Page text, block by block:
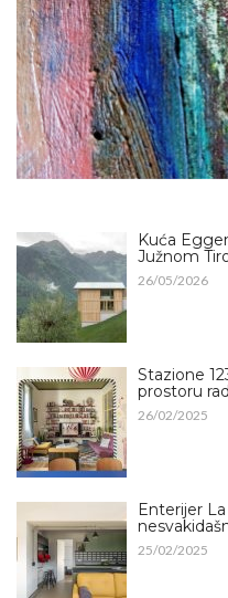
Kuća
Južnom
26/05/2026
Stazione
prostoru
26/02/2025
Enterijer
25/02/2025